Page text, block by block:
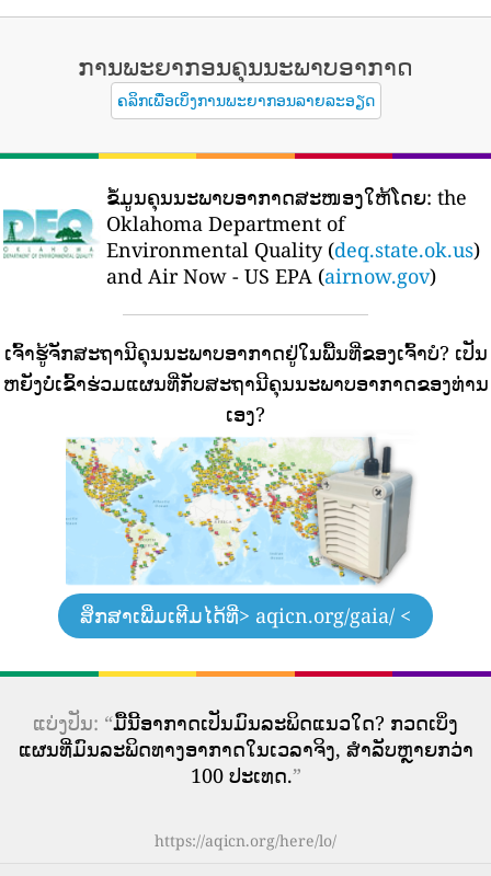
ການພະຍາກອນຄຸນນະພາບອາກາດ
ຄລິກເພື່ອເບິ່ງການພະຍາກອນລາຍລະອຽດ
ຂໍ້ມູນຄຸນນະພາບອາກາດສະໜອງໃຫ້ໂດຍ: the
Oklahoma Department of
Environmental Quality (deq.state.ok.us)
and Air Now - US EPA (airnow.gov)
ເຈົ້າຮູ້ຈັກສະຖານີຄຸນນະພາບອາກາດຢູ່ໃນພື້ນທີ່ຂອງເຈົ້າບໍ? ເປັນ
ຫຍັງບໍ່ເຂົ້າຮ່ວມແຜນທີ່ກັບສະຖານີຄຸນນະພາບອາກາດຂອງທ່ານ
ເອງ?
ສຶກສາເພີ່ມເຕີມໄດ້ທີ່> aqicn.org/gaia/ <
ແບ່ງປັນ: “ມື້ນີ້ອາກາດເປັນມົນລະພິດແນວໃດ? ກວດເບິ່ງ
ແຜນທີ່ມົນລະພິດທາງອາກາດໃນເວລາຈິງ, ສໍາລັບຫຼາຍກວ່າ
100 ປະເທດ.”
https://aqicn.org/here/lo/